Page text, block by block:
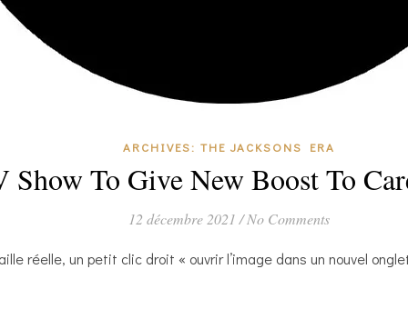
ARCHIVES: THE JACKSONS ERA
Show To Give New Boost To
12 décembre 2021 / No Comments
réelle, un petit clic droit « ouvrir l’image dans un nouvel